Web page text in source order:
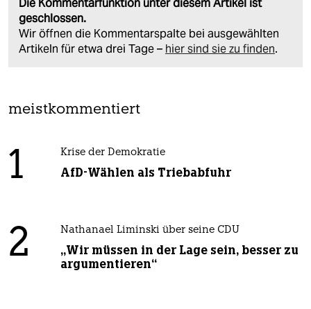
Die Kommentarfunktion unter diesem Artikel ist
geschlossen.
Wir öffnen die Kommentarspalte bei ausgewählten
Artikeln für etwa drei Tage – hier sind sie zu finden.
meistkommentiert
1 Krise der Demokratie
AfD-Wählen als Triebabfuhr
2 Nathanael Liminski über seine CDU
„Wir müssen in der Lage sein, besser zu
argumentieren“